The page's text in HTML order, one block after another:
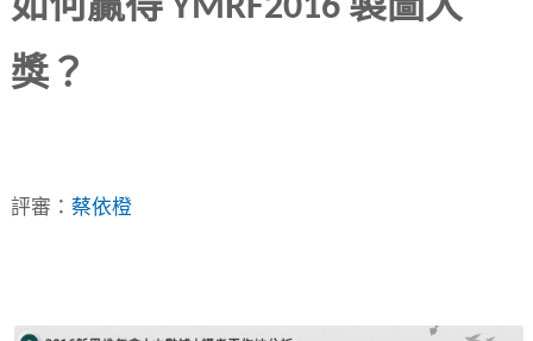
如何贏得 YMRF2016 製圖大
獎？
評審： 蔡依橙